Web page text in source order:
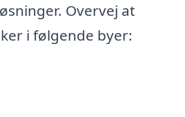
Overvej at
i følgende byer: